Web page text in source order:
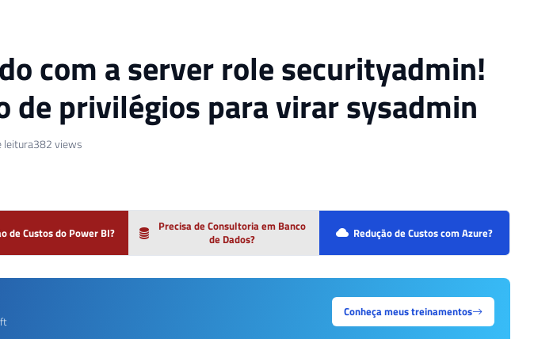
com a server role securityadmin!
de privilégios para virar sysadmin
leitura382 views
de Custos do Power BI?
Precisa de Consultoria em Banco
de Dados?
Redução de Custos com Azure?
Conheça meus treinamentos